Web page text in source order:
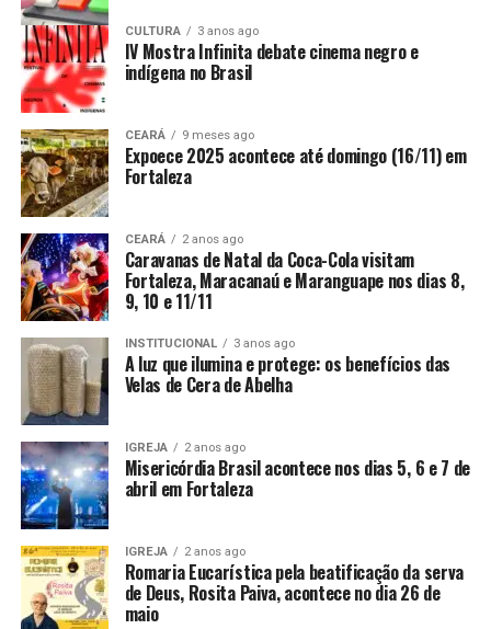
CULTURA 3 anos ago
IV Mostra Infinita debate cinema negro e
indígena no Brasil
CEARÁ 9 meses ago
Expoece 2025 acontece até domingo (16/11) em
Fortaleza
CEARÁ 2 anos ago
Caravanas de Natal da Coca-Cola visitam
Fortaleza, Maracanaú e Maranguape nos dias 8,
9, 10 e 11/11
INSTITUCIONAL 3 anos ago
A luz que ilumina e protege: os benefícios das
Velas de Cera de Abelha
IGREJA 2 anos ago
Misericórdia Brasil acontece nos dias 5, 6 e 7 de
abril em Fortaleza
IGREJA 2 anos ago
Romaria Eucarística pela beatificação da serva
de Deus, Rosita Paiva, acontece no dia 26 de
maio